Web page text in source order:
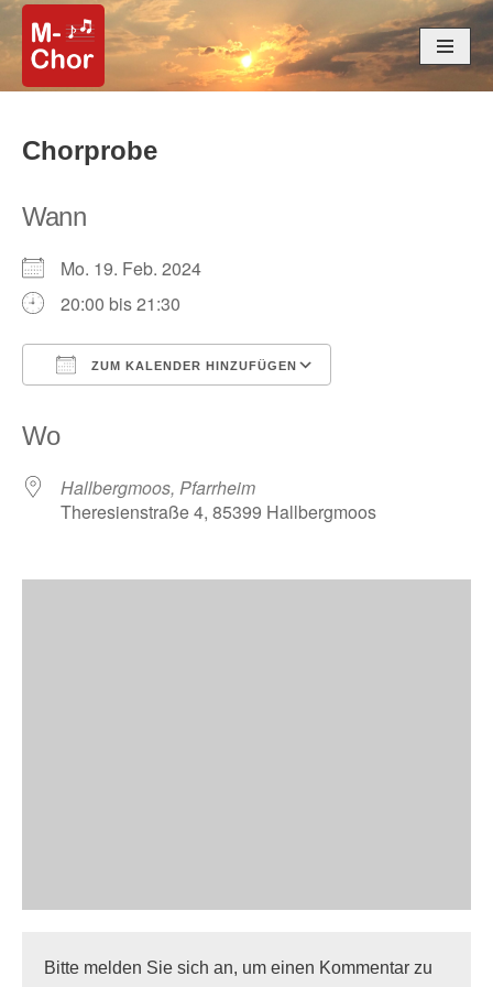
Zum
Inhalt
Chorprobe
Wann
Mo. 19. Feb. 2024
20:00 bis 21:30
ZUM KALENDER HINZUFÜGEN
Wo
Hallbergmoos, Pfarrheim
Theresienstraße 4, 85399 Hallbergmoos
Bitte melden Sie sich an, um einen Kommentar zu